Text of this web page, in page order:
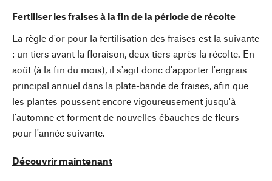
Fertiliser les fraises à la fin de la période de récolte
La règle d'or pour la fertilisation des fraises est la suivante
: un tiers avant la floraison, deux tiers après la récolte. En
août (à la fin du mois), il s'agit donc d'apporter l'engrais
principal annuel dans la plate-bande de fraises, afin que
les plantes poussent encore vigoureusement jusqu'à
l'automne et forment de nouvelles ébauches de fleurs
pour l'année suivante.
Découvrir maintenant